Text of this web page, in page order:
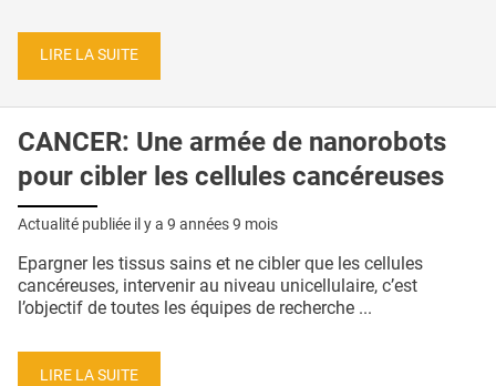
LIRE LA SUITE
CANCER: Une armée de nanorobots
pour cibler les cellules cancéreuses
Actualité publiée il y a 9 années 9 mois
Epargner les tissus sains et ne cibler que les cellules
cancéreuses, intervenir au niveau unicellulaire, c’est
l’objectif de toutes les équipes de recherche ...
LIRE LA SUITE